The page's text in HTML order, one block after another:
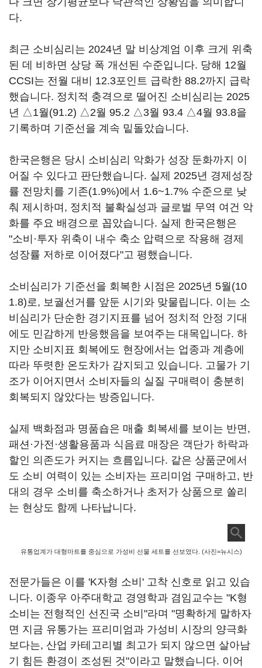
다.
최근 소비심리는 2024년 말 비상계엄 이후 크게 위축
된 데 비하면 상당 폭 개선된 수준입니다. 당해 12월
CCSI는 전월 대비 12.3포인트 급락한 88.2까지 급락
했습니다. 정치적 충격으로 떨어진 소비심리는 2025
년 △1월(91.2) △2월 95.2 △3월 93.4 △4월 93.8을
기록하며 기준선을 계속 밑돌았습니다.
한국은행은 당시 소비심리 악화가 성장 둔화까지 이
어질 수 있다고 판단했습니다. 실제 2025년 경제성장
률 전망치를 기존(1.9%)에서 1.6~1.7% 수준으로 낮
춰 제시하며, 정치적 불확실성과 글로벌 무역 여건 악
화를 주요 배경으로 꼽았습니다. 실제 한국은행은
"소비·투자 위축이 내수 축소 압력으로 작용해 경제
성장률 저하로 이어졌다"고 평했습니다.
소비심리가 기준선을 회복한 시점은 2025년 5월(10
1.8)로, 보궐선거를 앞둔 시기와 맞물립니다. 이는 소
비심리가 단순한 경기지표를 넘어 정치적 안정 기대
에도 민감하게 반응했음을 보여주는 대목입니다. 하
지만 소비지표 회복에도 현장에서는 업종과 계층에
따라 뚜렷한 온도차가 감지되고 있습니다. 고물가 기
조가 이어지면서 소비자들의 실질 구매력이 충분히
회복되지 않았다는 방증입니다.
실제 백화점과 명품숍은 매출 회복세를 보이는 반면,
패션·가전·생활용품과 식음료 매장은 객단가 하락과
할인 의존도가 커지는 흐름입니다. 같은 상품군에서
도 소비 여력이 있는 소비자는 프리미엄 구매하고, 반
대의 경우 소비를 축소하거나 초저가 상품으로 쏠리
는 현상도 함께 나타납니다.
유통업계가 대형마트를 중심으로 가성비 선물 세트를 선보였다. (사진=뉴시스)
전문가들은 이를 'K자형 소비' 고착 신호로 읽고 있습
니다. 이종우 아주대학교 경영학과 겸임교수는 "K형
소비는 전형적인 선진국 소비"라며 "명확하게 말하자
면 지금 유통가는 프리미엄과 가성비 시장의 양극화
보다는, 산업 카테고리별 최고가 되지 않으면 살아남
기 힘든 환경이 조성된 것"이라고 말했습니다. 이어